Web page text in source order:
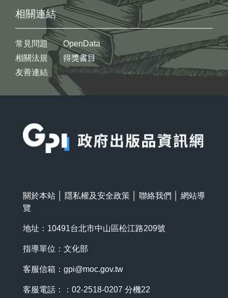
相關連結
常見問題
相關法規
友善連結
OpenData
得獎書目
關於本站 隱私權及安全政策 聯絡我們
網站導
覽
地址：10491台北市中山區松江路209號
指導單位：文化部
客服信箱： gpi@moc.gov.tw
客服電話：：02-2518-0207 分機22